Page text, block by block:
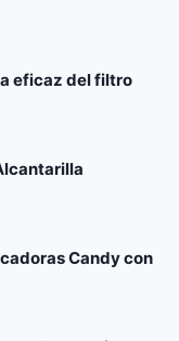
eficaz del filtro
Candy con